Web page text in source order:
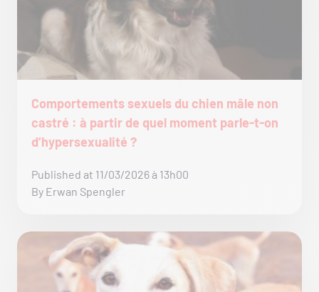
Comportements sexuels du chien mâle non
castré : à partir de quel moment parle-t-on
d’hypersexualité ?
Published at 11/03/2026 à 13h00
By Erwan Spengler